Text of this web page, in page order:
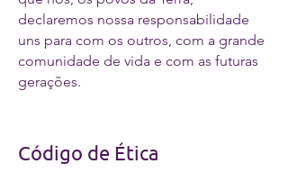
declaremos nossa responsabilidade
uns para com os outros, com a grande
comunidade de vida e com as futuras
gerações.
Código de Ética